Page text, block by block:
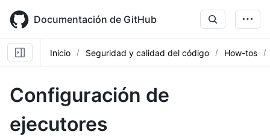
main
content
Documentación de GitHub
Inicio Seguridad y calidad del código How-tos
Configuración de
ejecutores